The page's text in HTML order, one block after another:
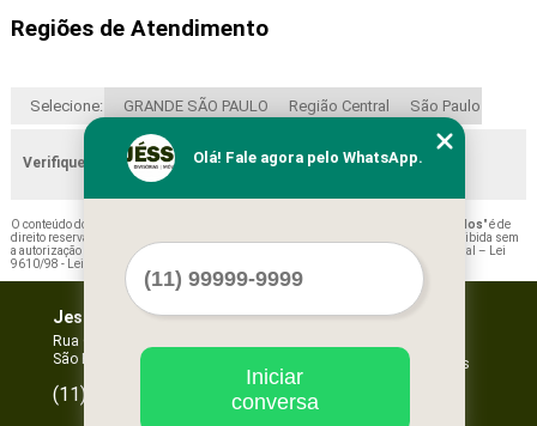
Regiões de Atendimento
Selecione: GRANDE SÃO PAULO Região Central São Paulo
Verifique as regiões que atendemos
O conteúdo do texto " Preço de Prateleira de Aço para Loja Ferraz de Vasconcelos" é de
direito reservado. Sua reprodução, parcial ou total, mesmo citando nossos links, é proibida sem
a autorização do autor. Crime de violação de direito autoral – artigo 184 do Código Penal –
Lei
9610/98 - Lei de direitos autorais
Jessica Forros e Divisórias
Rua Oscar Horta, 269 - Mooca
São Paulo - SP - CEP: 03105-110
(11)
Serviços
Olá! Fale agora pelo WhatsApp.
Iniciar
conversa